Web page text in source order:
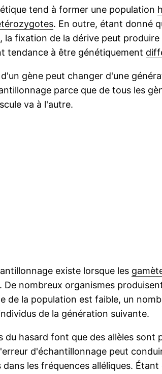
tend à former une population
. En outre, étant donné
la fixation de la dérive peut
tendance à être génétiquement
gène peut changer d'une
parce que de tous les
va à l'autre.
existe lorsque les
. De nombreux organismes
de la population est faible, un
de la génération suivante.
du hasard font que des allèles
d'échantillonnage peut
dans les fréquences alléliques.